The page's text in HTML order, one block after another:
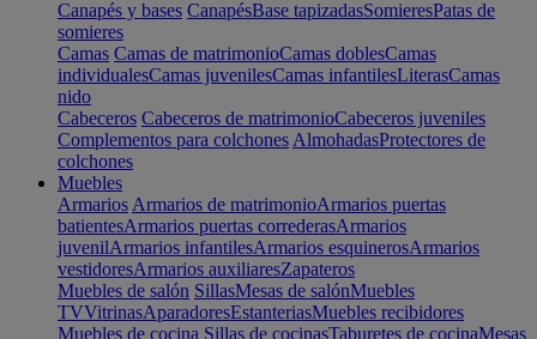
Canapés y bases CanapésBase tapizadasSomieresPatas de
somieres
Camas Camas de matrimonioCamas doblesCamas
individualesCamas juvenilesCamas infantilesLiterasCamas
nido
Cabeceros Cabeceros de matrimonioCabeceros juveniles
Complementos para colchones AlmohadasProtectores de
colchones
Muebles
Armarios Armarios de matrimonioArmarios puertas
batientesArmarios puertas correderasArmarios
juvenilArmarios infantilesArmarios esquinerosArmarios
vestidoresArmarios auxiliaresZapateros
Muebles de salón SillasMesas de salónMuebles
TVVitrinasAparadoresEstanteriasMuebles recibidores
Muebles de cocina Sillas de cocinasTaburetes de cocinaMesas